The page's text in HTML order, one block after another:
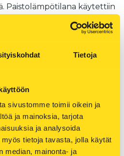
Tietoja
sivustomme toimii oikein ja
ja mainoksia, tarjota
ja analysoida
tietoja tavasta, jolla käytät
median, mainonta- ja
Paistolämpötilana käytettiin
kypsennyslämpötila.
Fredman ja
isompi määrä, joten
määrällä myös
suurempi ja erot selvempiä.
on helppoa joko
lämpimällä vedellä ja
poistaminen sujuu